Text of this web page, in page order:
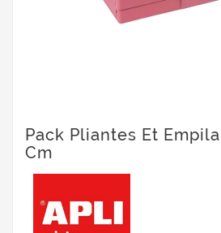
Pack Pliantes Et
Cm